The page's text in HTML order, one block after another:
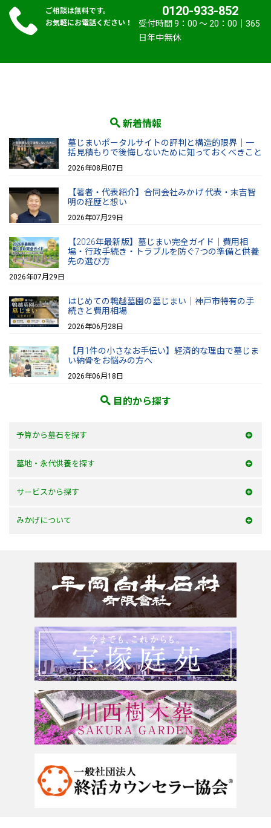
ご相談は無料です。
お気軽にお電話ください！
0120-933-852
受付時間 9：00 〜 20：00｜365
日年中無休
新着情報
墓じまいポータルサイトの評判と構造的限界｜一
括見積もりで後悔しないために知っておくべきこと
2026年08月07日
【著者・代表紹介】合同会社みかげ 代表・末吉智
明の経歴と想い
2026年07月29日
【2026年最新版】墓じまい完全ガイド｜費用相
場・行政手続き・トラブルを防ぐ7つの準備と供養
先の選び方
2026年07月29日
はじめての鵯越墓園の墓じまい｜神戸市特有の手
続きと費用相場
2026年06月28日
【月1件の小さなお手伝い】経済的な理由で墓じま
い納骨をお悩みの方へ
2026年06月18日
目的から探す
予算から墓石を探す
50万以内
100万以内
150万以内
墓地・永代供養を探す
大阪府
兵庫県
奈良県
和歌山県
サービスから探す
お墓を建てる
墓じまい・改葬
追加文字彫刻
みかげについて
会社案内
よくあるご質問
お問合せ